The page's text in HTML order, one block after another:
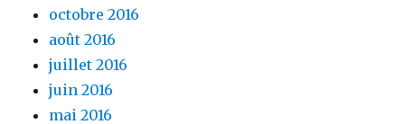
octobre 2016
août 2016
juillet 2016
juin 2016
mai 2016